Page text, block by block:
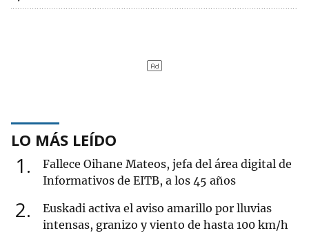
LO MÁS LEÍDO
1
Fallece Oihane Mateos, jefa del área digital de
Informativos de EITB, a los 45 años
2
Euskadi activa el aviso amarillo por lluvias
intensas, granizo y viento de hasta 100 km/h